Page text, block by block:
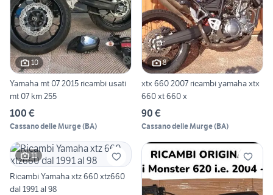
10
Yamaha mt 07 2015 ricambi usati
mt 07 km 255
100 €
Cassano delle Murge(BA)
8
xtx 660 2007 ricambi yamaha xtx
660 xt 660 x
90 €
Cassano delle Murge(BA)
11
Ricambi Yamaha xtz 660 xtz660
dal 1991 al 98